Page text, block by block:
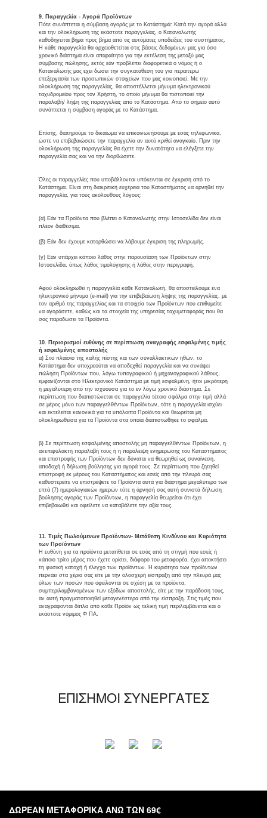
9. Παραγγελία - Αγορά Προϊόντων
Πότε συνάπτεται η σύμβαση αγοράς με το Κατάστημά: Κατά την αγορά αλλά
και την ολοκλήρωση της εκάστοτε παραγγελίας, ο Καταναλωτής
καθοδηγείται βήμα προς βήμα από τις αυτόματες υποδείξεις του συστήματος.
Η κάθε παραγγελία θα αρχειοθετείται στις βάσεις δεδομένων μας για όσο
χρονικό διάστημα είναι απαραίτητο για την εκτέλεση της μεταξύ μας
σύμβασης πώλησης, εκτός εάν προβλέπει διαφορετικά ο νόμος ή ο
Καταναλωτής μας έχει δώσει την συγκατάθεση του για περαιτέρω
επεξεργασία των προσωπικών στοιχείων που μας κοινοποιεί. Με την
ολοκλήρωση της παραγγελίας, θα αποστέλλεται μήνυμα ηλεκτρονικού
ταχυδρομείου προς τον Χρήστη, το οποίο μήνυμα θα πιστοποιεί την
παραλαβή/ λήψη της παραγγελίας από το Κατάστημα. Από το σημείο αυτό
συνάπτεται η σύμβαση αγοράς με το Κατάστημα.
Επίσης, διατηρούμε το δικαίωμα να επικοινωνήσουμε με εσάς τηλεφωνικά,
ώστε να επιβεβαιώσετε την παραγγελία αν αυτό κριθεί αναγκαίο. Πριν την
ολοκλήρωση της παραγγελίας θα έχετε την δυνατότητα να ελέγξετε την
παραγγελία σας και να την διορθώσετε.
Όλες οι παραγγελίες που υποβάλλονται υπόκεινται σε έγκριση από το
Κατάστημα. Είναι στη διακριτική ευχέρεια του Καταστήματος να αρνηθεί την
παραγγελία, για τους ακόλουθους λόγους:
(α) Εάν τα Προϊόντα που βλέπει ο Καταναλωτής στην Ιστοσελίδα δεν είναι
πλέον διαθέσιμα.
(β) Εάν δεν έχουμε κατορθώσει να λάβουμε έγκριση της πληρωμής.
(γ) Εάν υπάρχει κάποιο λάθος στην παρουσίαση των Προϊόντων στην
Ιστοσελίδα, όπως λάθος τιμολόγησης ή λάθος στην περιγραφή.
Αφού ολοκληρωθεί η παραγγελία κάθε Καταναλωτή, θα αποστείλουμε ένα
ηλεκτρονικό μήνυμα (e-mail) για την επιβεβαίωση λήψης της παραγγελίας, με
τον αριθμό της παραγγελίας και τα στοιχεία των Προϊόντων που επιθυμείτε
να αγοράσετε, καθώς και τα στοιχεία της υπηρεσίας ταχυμεταφοράς που θα
σας παραδώσει τα Προϊόντα.
10. Περιορισμοί ευθύνης σε περίπτωση αναγραφής εσφαλμένης τιμής
ή εσφαλμένης αποστολής
α) Στο πλαίσιο της καλής πίστης και των συναλλακτικών ηθών, το
Κατάστημα δεν υποχρεούται να αποδεχθεί παραγγελία και να συνάψει
πώληση Προϊόντων που, λόγω τυπογραφικού ή μηχανογραφικού λάθους,
εμφανίζονται στο Ηλεκτρονικό Κατάστημα με τιμή εσφαλμένη, ήτοι μικρότερη
ή μεγαλύτερη από την ισχύουσα για το εν λόγω χρονικό διάστημα. Σε
περίπτωση που διαπιστώνεται σε παραγγελία τέτοιο σφάλμα στην τιμή αλλά
σε μέρος μόνο των παραγγελθέντων Προϊόντων, τότε η παραγγελία ισχύει
και εκτελείται κανονικά για τα υπόλοιπα Προϊόντα και θεωρείται μη
ολοκληρωθείσα για τα Προϊόντα στα οποία διαπιστώθηκε το σφάλμα.
β) Σε περίπτωση εσφαλμένης αποστολής μη παραγγελθέντων Προϊόντων, η
ανεπιφύλακτη παραλαβή τους ή η παράλειψη ενημέρωσης του Καταστήματος
και επιστροφής των Προϊόντων δεν δύναται να θεωρηθεί ως συναίνεση,
αποδοχή ή δήλωση βούλησης για αγορά τους. Σε περίπτωση που ζητηθεί
επιστροφή εκ μέρους του Καταστήματος και εσείς από την πλευρά σας
καθυστερείτε να επιστρέψετε τα Προϊόντα αυτά για διάστημα μεγαλύτερο των
επτά (7) ημερολογιακών ημερών τότε η άρνησή σας αυτή συνιστά δήλωση
βούλησης αγοράς των Προϊόντων, η παραγγελία θεωρείται ότι έχει
επιβεβαιωθεί και οφείλετε να καταβάλετε την αξία τους.
11. Τιμές Πωλούμενων Προϊόντων- Μετάθεση Κινδύνου και Κυριότητα
των Προϊόντων
Η ευθύνη για τα προϊόντα μετατίθεται σε εσάς από τη στιγμή που εσείς ή
κάποιο τρίτο μέρος που έχετε ορίσει, διάφορο του μεταφορέα, έχει αποκτήσει
τη φυσική κατοχή ή έλεγχο των προϊόντων. Η κυριότητα των προϊόντων
περνάει στα χέρια σας είτε με την ολοσχερή είσπραξη από την πλευρά μας
όλων των ποσών που οφείλονται σε σχέση με τα προϊόντα,
συμπεριλαμβανομένων των εξόδων αποστολής, είτε με την παράδοση τους,
αν αυτή πραγματοποιηθεί μεταγενέστερα από την είσπραξη. Στις τιμές που
αναγράφονται δίπλα από κάθε Προϊόν ως τελική τιμή περιλαμβάνεται και ο
εκάστοτε νόμιμος Φ ΠΑ.
ΕΠΙΣΗΜΟΙ ΣΥΝΕΡΓΑΤΕΣ
ΔΩΡΕΑΝ ΜΕΤΑΦΟΡΙΚΑ ΑΝΩ ΤΩΝ 69€